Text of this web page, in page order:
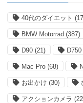
40代のダイエット
BMW Motorrad (387)
D90 (21) D750
Mac Pro (68)
お出かけ (30)
アクションカメラ